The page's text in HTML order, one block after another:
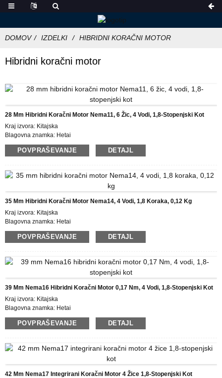
DOMOV IZDELKI HIBRIDNI KORAČNI MOTOR
Hibridni koračni motor
28 Mm Hibridni Koračni Motor Nema11, 6 Žic, 4 Vodi, 1,8-Stopenjski Kot
Kraj izvora: Kitajska
Blagovna znamka: Hetai
Certificiranje: CE ROHS ISO
Številka modela: 28BYGH
Podrobnosti pakiranja: škatla z notranjo škatlo iz pene, paleta
Čas dostave: 25 DNI
Plačilni pogoji: L/C, D/P, T/T, Western Union, MoneyGram
Možnost dobave: 10000 kosov/mesec
POVPRAŠEVANJE DETAJL
35 Mm Hibridni Koračni Motor Nema14, 4 Vodi, 1,8 Koraka, 0,12 Kg
Kraj izvora: Kitajska
Blagovna znamka: Hetai
Certificiranje: CE ROHS ISO
Številka modela: 35BYGX
Podrobnosti pakiranja: škatla z notranjo škatlo iz pene, paleta
Čas dostave: 25 DNI
Plačilni pogoji: L/C, D/P, T/T, Western Union, MoneyGram
Možnost dobave: 10000 kosov/mesec
POVPRAŠEVANJE DETAJL
39 Mm Nema16 Hibridni Koračni Motor 0,17 Nm, 4 Vodi, 1,8-Stopenjski Kot
Kraj izvora: Kitajska
Blagovna znamka: Hetai
Certificiranje: CE ROHS ISO
Številka modela: 39BYGX
Podrobnosti pakiranja: škatla z notranjo škatlo iz pene, paleta
Čas dostave: 25 DNI
Plačilni pogoji: L/C, D/P, T/T, Western Union, MoneyGram
Možnost dobave: 10000 kosov/mesec
POVPRAŠEVANJE DETAJL
42 Mm Nema17 Integrirani Koračni Motor 4 Žice 1,8-Stopenjski Kot